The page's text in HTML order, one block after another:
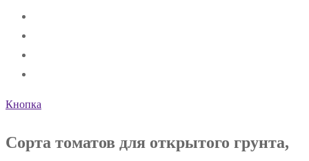
Кнопка
Сорта томатов для открытого грунта,